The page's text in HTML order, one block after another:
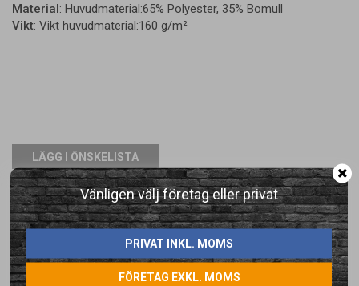
Vänligen välj företag eller privat
PRIVAT INKL. MOMS
FÖRETAG EXKL. MOMS
Material: Huvudmaterial:65% Polyester, 35% Bomull
Vikt: Vikt huvudmaterial:160 g/m²
LÄGG I ÖNSKELISTA
Artikelnummer:
1001360-3
Direktlänk:
Högerklicka och kopiera adressen